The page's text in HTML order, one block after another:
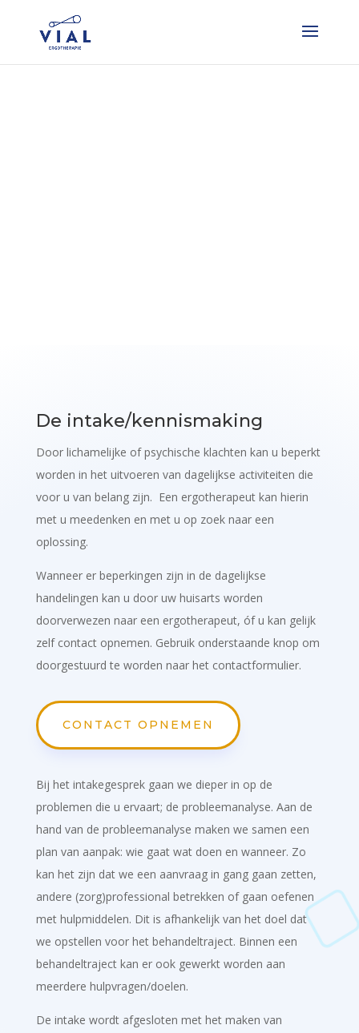
De intake/kennismaking
Door lichamelijke of psychische klachten kan u beperkt
worden in het uitvoeren van dagelijkse activiteiten die
voor u van belang zijn. Een ergotherapeut kan hierin
met u meedenken en met u op zoek naar een
oplossing.
Wanneer er beperkingen zijn in de dagelijkse
handelingen kan u door uw huisarts worden
doorverwezen naar een ergotherapeut, óf u kan gelijk
zelf contact opnemen. Gebruik onderstaande knop om
doorgestuurd te worden naar het contactformulier.
CONTACT OPNEMEN
Bij het intakegesprek gaan we dieper in op de
problemen die u ervaart; de probleemanalyse. Aan de
hand van de probleemanalyse maken we samen een
plan van aanpak: wie gaat wat doen en wanneer. Zo
kan het zijn dat we een aanvraag in gang gaan zetten,
andere (zorg)professional betrekken of gaan oefenen
met hulpmiddelen. Dit is afhankelijk van het doel dat
we opstellen voor het behandeltraject. Binnen een
behandeltraject kan er ook gewerkt worden aan
meerdere hulpvragen/doelen.
De intake wordt afgesloten met het maken van